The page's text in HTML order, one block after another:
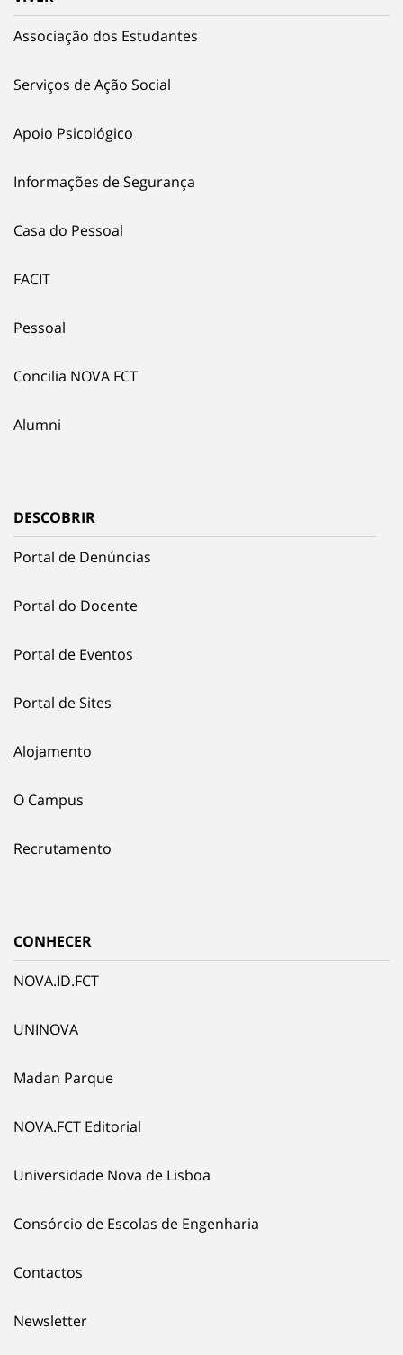
Associação dos Estudantes
Serviços de Ação Social
Apoio Psicológico
Informações de Segurança
Casa do Pessoal
FACIT
Pessoal
Concilia NOVA FCT
Alumni
DESCOBRIR
Portal de Denúncias
Portal do Docente
Portal de Eventos
Portal de Sites
Alojamento
O Campus
Recrutamento
CONHECER
NOVA.ID.FCT
UNINOVA
Madan Parque
NOVA.FCT Editorial
Universidade Nova de Lisboa
Consórcio de Escolas de Engenharia
Contactos
Newsletter